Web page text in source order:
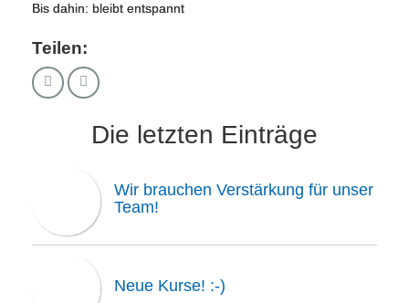
Bis dahin: bleibt entspannt
Teilen:
Die letzten Einträge
Wir brauchen Verstärkung für unser
Team!
Neue Kurse! :-)